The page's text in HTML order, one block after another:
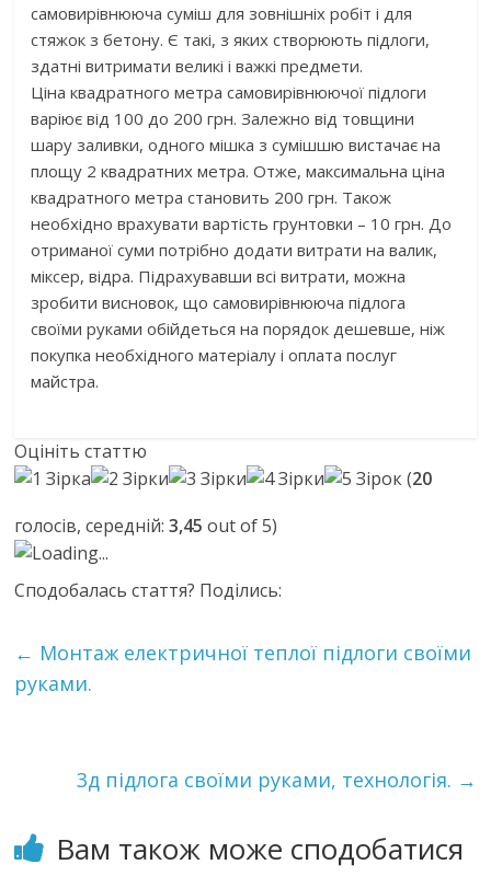
самовирівнююча суміш для зовнішніх робіт і для
стяжок з бетону. Є такі, з яких створюють підлоги,
здатні витримати великі і важкі предмети.
Ціна квадратного метра самовирівнюючої підлоги
варіює від 100 до 200 грн. Залежно від товщини
шару заливки, одного мішка з сумішшю вистачає на
площу 2 квадратних метра. Отже, максимальна ціна
квадратного метра становить 200 грн. Також
необхідно врахувати вартість грунтовки – 10 грн. До
отриманої суми потрібно додати витрати на валик,
міксер, відра. Підрахувавши всі витрати, можна
зробити висновок, що самовирівнююча підлога
своїми руками обійдеться на порядок дешевше, ніж
покупка необхідного матеріалу і оплата послуг
майстра.
Оцініть статтю
(20
голосів, середній:3,45 out of 5)
Loading...
Сподобалась стаття? Поділись:
← Монтаж електричної теплої підлоги своїми
руками.
3д підлога своїми руками, технологія. →
Вам також може сподобатися